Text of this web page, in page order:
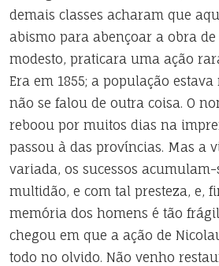
demais classes acharam que
abismo para abençoar a obra
modesto, praticara uma ação
Era em 1855; a população
não se falou de outra coisa. O
reboou por muitos dias na
passou à das províncias. Mas a
variada, os sucessos
multidão, e com tal presteza, e,
memória dos homens é tão
chegou em que a ação de
todo no olvido. Não venho